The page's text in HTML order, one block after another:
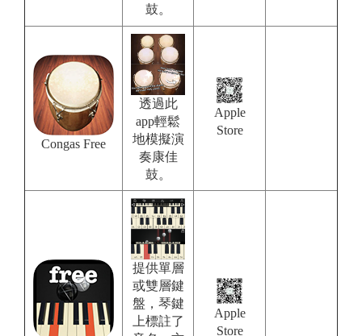
鼓。
Congas Free
透過此
app輕鬆
地模擬演
奏康佳
鼓。
Apple
Store
提供單層
或雙層鍵
盤，琴鍵
上標註了
Apple
Store